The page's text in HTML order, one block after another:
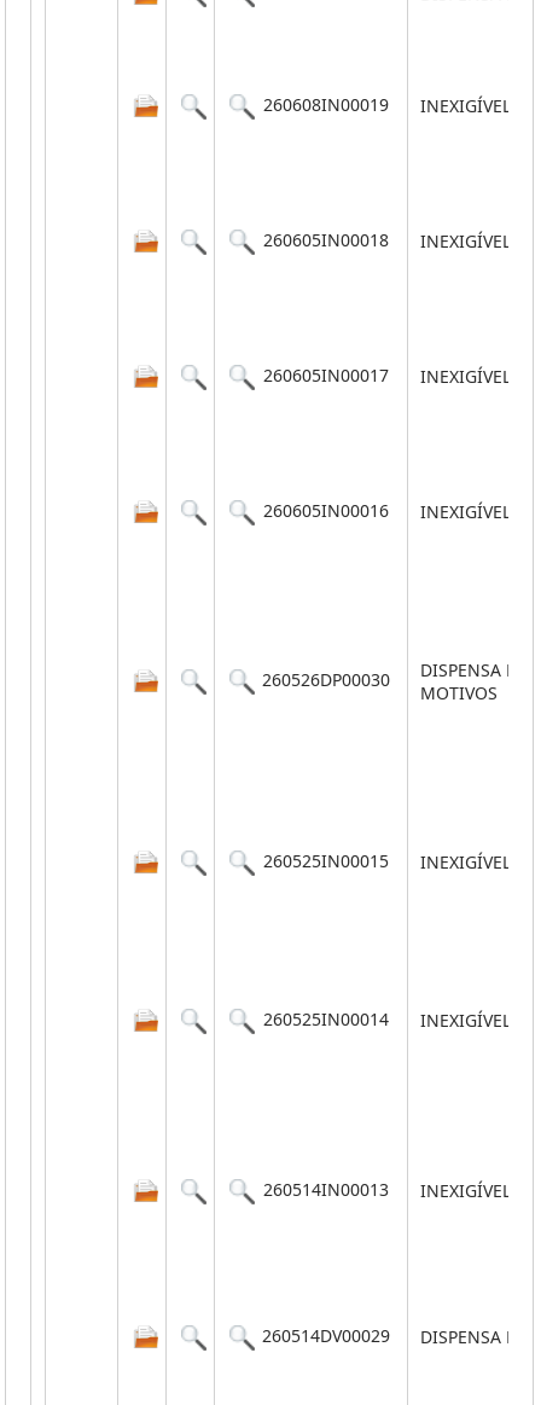
260608IN00019 INEXIGÍVEL
260605IN00018 INEXIGÍVEL
260605IN00017 INEXIGÍVEL
260605IN00016 INEXIGÍVEL
260526DP00030
DISPENSA
MOTIVOS
260525IN00015 INEXIGÍVEL
260525IN00014 INEXIGÍVEL
260514IN00013 INEXIGÍVEL
260514DV00029 DISPENSA